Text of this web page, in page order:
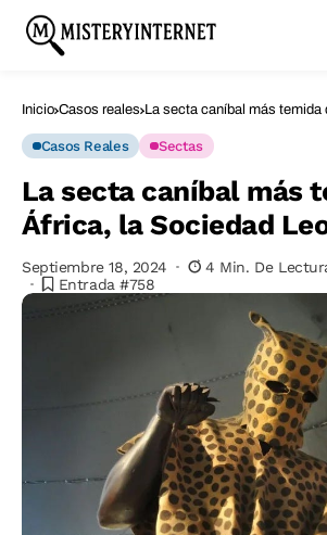
Inicio Casos reales La secta caníbal más
Casos Reales Sectas
La secta caníbal más
África, la Sociedad
Septiembre 18, 2024
4 Min. De
Entrada #758